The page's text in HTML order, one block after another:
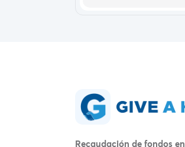
Recaudación de fondos